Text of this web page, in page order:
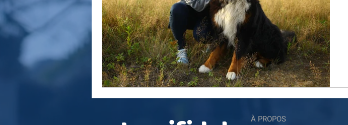
À PROPOS